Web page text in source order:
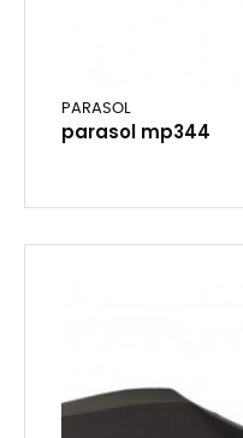
PARASOL
parasol mp344